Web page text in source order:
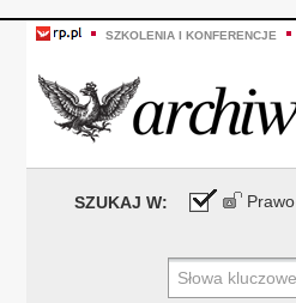
SZKOLENIA I KONFERENCJE
SZUKAJ W: Prawo